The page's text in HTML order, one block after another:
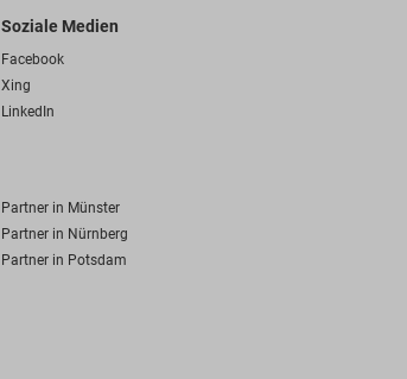
Soziale Medien
Facebook
Xing
LinkedIn
Partner in Münster
Partner in Nürnberg
Partner in Potsdam